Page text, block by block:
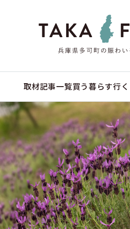
取材記事一覧買う 暮らす行く